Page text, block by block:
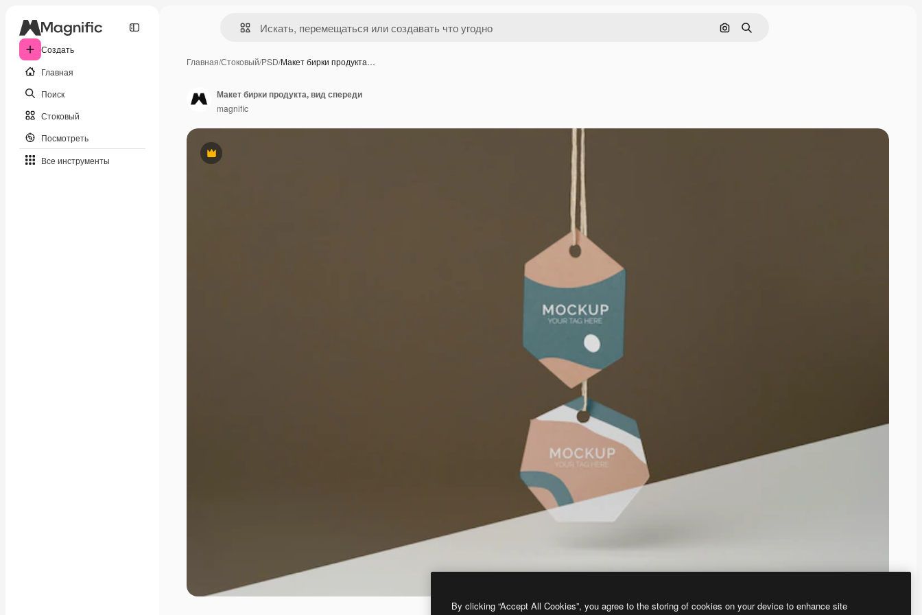
Создать
Главная
Поиск
Стоковый
Посмотреть
Все инструменты
Поиск по изображению
Поиск
Главная/Стоковый/PSD/Макет бирки продукта…
Премиум
Макет бирки продукта, вид спереди
magnific
By clicking “Accept All Cookies”, you agree to the storing of cookies on your device to enhance site